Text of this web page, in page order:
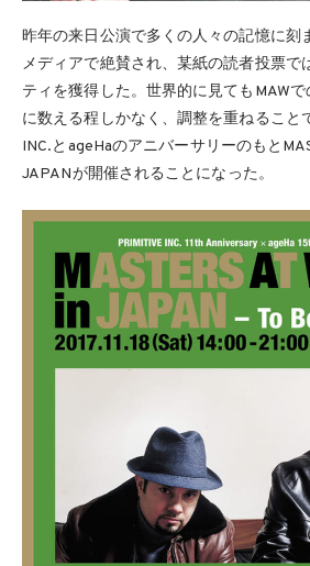
昨年の来日公演で多くの人々の記憶に刻
メディアで絶賛され、某紙の読者投票で
ティを獲得した。世界的に見てもMAW
に数える程しかなく、調整を重ねること
INC.とageHaのアニバーサリーのもと
JAPANが開催されることになった。